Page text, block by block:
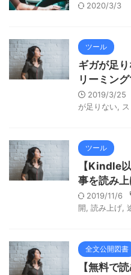
2020/3/3
ツール
ギガが足
リーミン
2019/3/25
が足りない
ツール
【Kindle
事を読み
2019/11/6
開 読み上げ
全文公開図書
【無料で